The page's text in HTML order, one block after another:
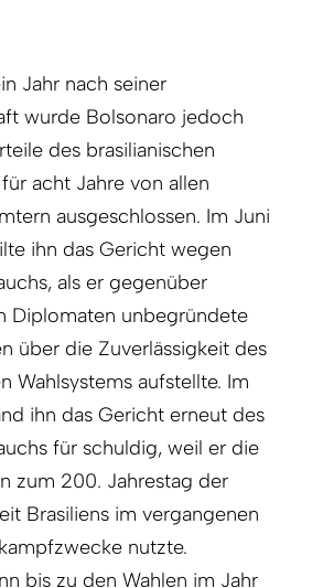
Jahr nach seiner
wurde Bolsonaro jedoch
des brasilianischen
acht Jahre von allen
ausgeschlossen. Im Juni
ihn das Gericht wegen
als er gegenüber
Diplomaten unbegründete
über die Zuverlässigkeit des
Wahlsystems aufstellte. Im
ihn das Gericht erneut des
für schuldig, weil er die
zum 200. Jahrestag der
Brasiliens im vergangenen
nutzte.
bis zu den Wahlen im Jahr